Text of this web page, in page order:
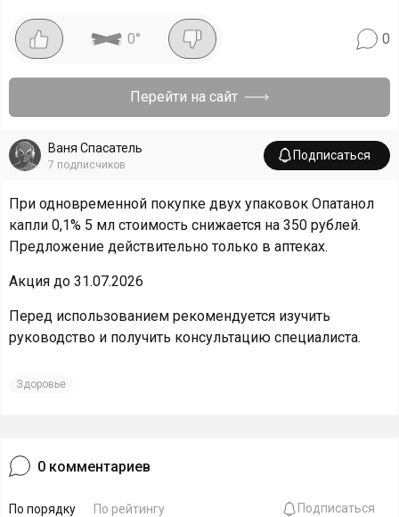
0° 0
Перейти на сайт
Ваня Спасатель
7 подписчиков
Подписаться
При одновременной покупке двух упаковок Опатанол
капли 0,1% 5 мл стоимость снижается на 350 рублей.
Предложение действительно только в аптеках.
Акция до 31.07.2026
Перед использованием рекомендуется изучить
руководство и получить консультацию специалиста.
Здоровье
0 комментариев
По порядку По рейтингу Подписаться